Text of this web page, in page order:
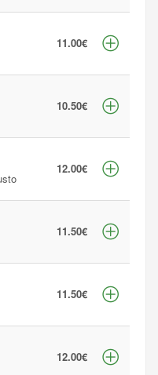
11.00€
10.50€
12.00€
11.50€
11.50€
12.00€